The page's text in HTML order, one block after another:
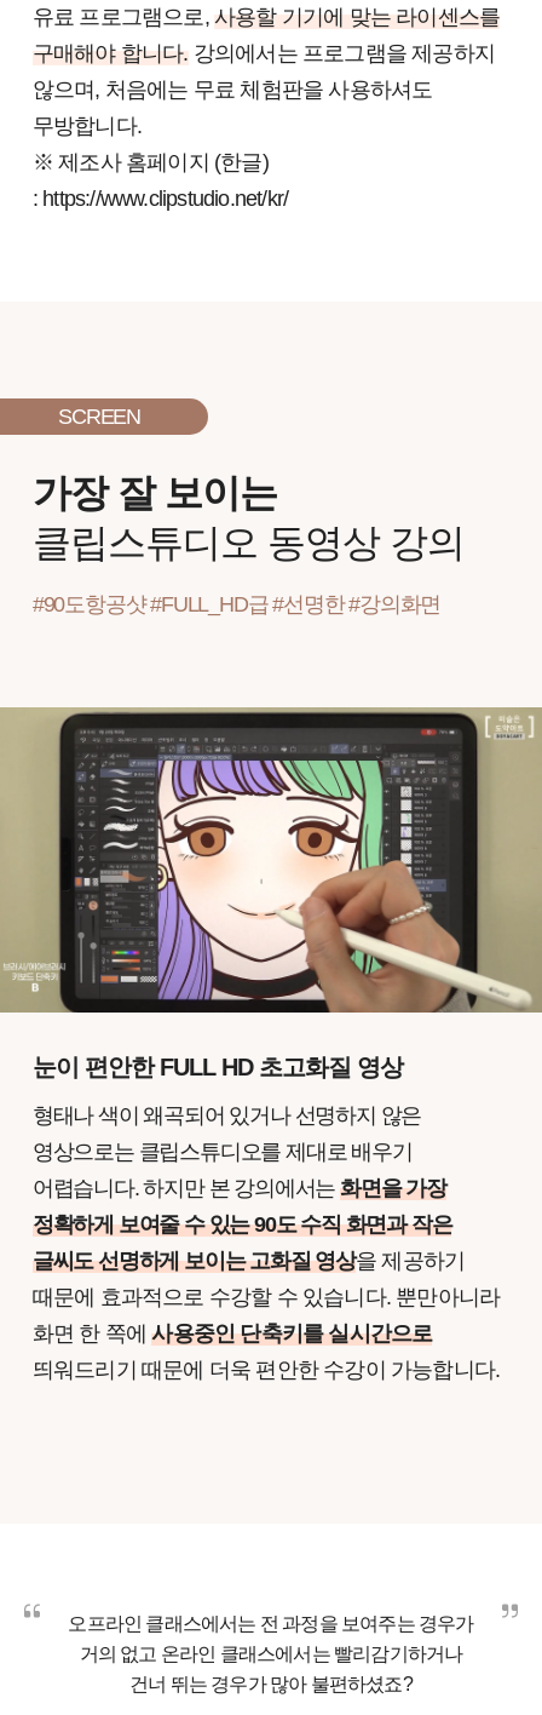
유료 프로그램으로,사용할 기기에 맞는 라이센스를
구매해야 합니다.강의에서는 프로그램을 제공하지
않으며, 처음에는 무료 체험판을 사용하셔도
무방합니다.
※ 제조사 홈페이지 (한글)
: https://www.clipstudio.net/kr/
SCREEN
가장 잘 보이는
클립스튜디오 동영상 강의
#90도항공샷 #FULL_HD급 #선명한 #강의화면
눈이 편안한 FULL HD 초고화질 영상
형태나 색이 왜곡되어 있거나 선명하지 않은
영상으로는 클립스튜디오를 제대로 배우기
어렵습니다. 하지만 본 강의에서는화면을 가장
정확하게 보여줄 수 있는 90도 수직 화면과 작은
글씨도 선명하게 보이는 고화질 영상을 제공하기
때문에 효과적으로 수강할 수 있습니다. 뿐만아니라
화면 한 쪽에사용중인 단축키를 실시간으로
띄워드리기 때문에 더욱 편안한 수강이 가능합니다.
오프라인 클래스에서는 전 과정을 보여주는 경우가
거의 없고 온라인 클래스에서는 빨리감기하거나
건너 뛰는 경우가 많아 불편하셨죠?